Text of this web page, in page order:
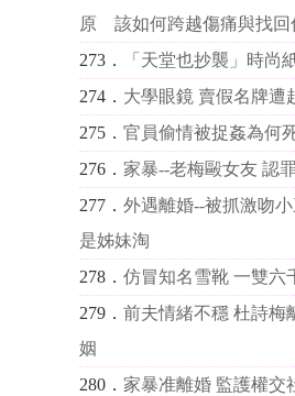
原 該如何跨越傷痛與找
273．
「天堂也抄襲」時尚
274． 大學眼鏡 賣假名牌遭
275．官員偷情被捉姦為何
276． 家暴--老梅毆女友 認
277．外遇離婚--被抓激吻小
是姊妹淘
278．仿冒知名雪靴 一雙
279．前夫情緒不穩 杜詩梅
姻
280． 家暴准離婚 監護權交